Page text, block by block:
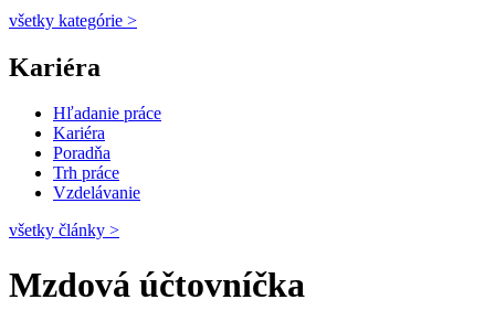
všetky kategórie >
Kariéra
Hľadanie práce
Kariéra
Poradňa
Trh práce
Vzdelávanie
všetky články >
Mzdová účtovníčka